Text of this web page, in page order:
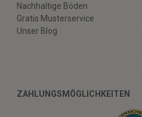
Nachhaltige Böden
Gratis Musterservice
Unser Blog
ZAHLUNGSMÖGLICHKEITEN